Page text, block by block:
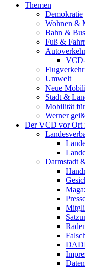
Themen
Demokratie
Wohnen &
Bahn & Bus
Fuß &
Flugverkehr
Umwelt
Neue
Stadt &
Mobilität
Werner
Der VCD vor Ort
Darmstadt